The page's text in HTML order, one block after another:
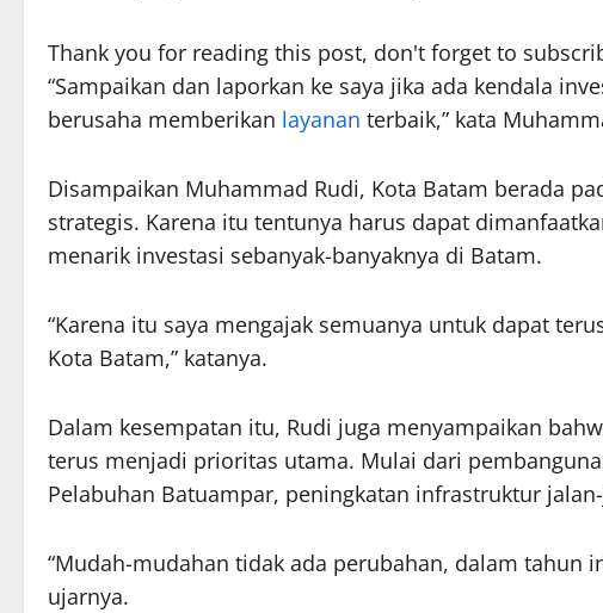
Thank you for reading this post, don't forget to
“Sampaikan dan laporkan ke saya jika ada kendala
berusaha memberikan layanan terbaik,” kata
Disampaikan Muhammad Rudi, Kota Batam berada
strategis. Karena itu tentunya harus dapat
menarik investasi sebanyak-banyaknya di Batam.
“Karena itu saya mengajak semuanya untuk dapat
Kota Batam,” katanya.
Dalam kesempatan itu, Rudi juga menyampaikan
terus menjadi prioritas utama. Mulai dari
Pelabuhan Batuampar, peningkatan infrastruktur
“Mudah-mudahan tidak ada perubahan, dalam tahun
ujarnya.